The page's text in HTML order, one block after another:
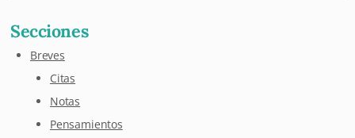
Secciones
Breves
Citas
Notas
Pensamientos